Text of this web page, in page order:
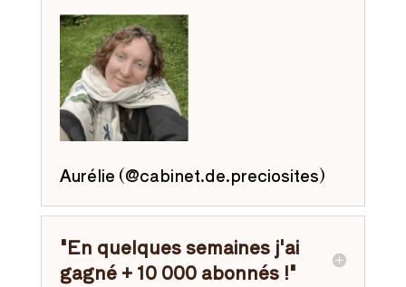
Aurélie (@cabinet.de.preciosites)
"En quelques semaines j'ai
gagné + 10 000 abonnés !"